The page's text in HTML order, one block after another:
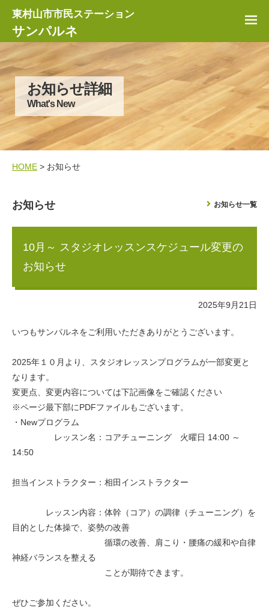
東村山市市民ステーション
サンパルネ
お知らせ詳細
What's New
HOME > お知らせ
お知らせ お知らせ一覧
10月～ スタジオレッスンスケジュール変更の
お知らせ
2025年9月21日
いつもサンパルネをご利用いただきありがとうございます。
2025年１０月より、スタジオレッスンプログラムが一部変更と
なります。
変更点、変更内容については下記画像をご確認ください
※ページ最下部にPDFファイルもございます。
・Newプログラム
レッスン名：コアチューニング 火曜日 14:00 ～
14:50
担当インストラクター：相田インストラクター
レッスン内容：体幹（コア）の調律（チューニング）を
目的とした体操で、姿勢の改善
循環の改善、肩こり・腰痛の緩和や自律
神経バランスを整える
ことが期待できます。
ぜひご参加ください。